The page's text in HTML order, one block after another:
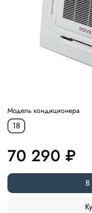
Модель кондиционера
18
70 290 ₽